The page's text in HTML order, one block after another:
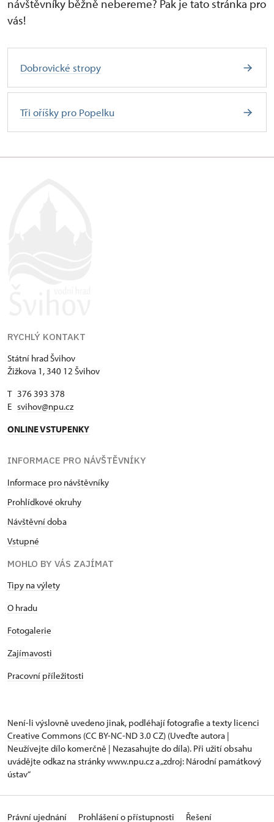
návštěvníky běžně nebereme? Pak je tato stránka pro
vás!
Dobrovické stropy
Tři oříšky pro Popelku
RYCHLÝ KONTAKT
Státní hrad Švihov
Žižkova 1, 340 12 Švihov
T 376 393 378
E svihov@npu.cz
ONLINE VSTUPENKY
INFORMACE PRO NÁVŠTĚVNÍKY
Informace pro návštěvníky
Prohlídkové okruhy
Návštěvní doba
Vstupné
MOHLO BY VÁS ZAJÍMAT
Tipy na výlety
O hradu
Fotogalerie
Zajímavosti
Pracovní příležitosti
Není-li výslovně uvedeno jinak, podléhají fotografie a texty licenci
Creative Commons (CC BY-NC-ND 3.0 CZ) (Uveďte autora |
Neužívejte dílo komerčně | Nezasahujte do díla). Při užití obsahu
uvádějte odkaz na stránky www.npu.cz a „zdroj: Národní památkový
ústav“
Právní ujednání Prohlášení o přístupnosti Řešení